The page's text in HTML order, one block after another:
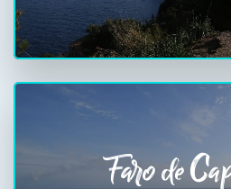
Faro de